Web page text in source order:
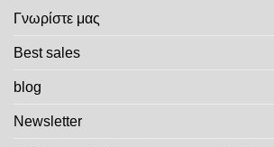
Γνωρίστε μας
Best sales
blog
Newsletter